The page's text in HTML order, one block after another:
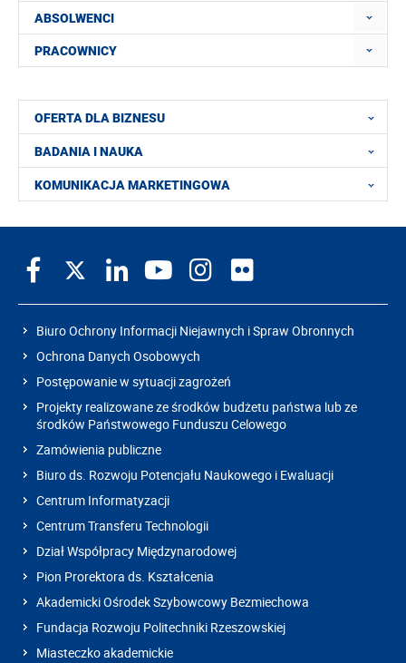
ABSOLWENCI
PRACOWNICY
OFERTA DLA BIZNESU
BADANIA I NAUKA
KOMUNIKACJA MARKETINGOWA
Biuro Ochrony Informacji Niejawnych i Spraw Obronnych
Ochrona Danych Osobowych
Postępowanie w sytuacji zagrożeń
Projekty realizowane ze środków budżetu państwa lub ze
środków Państwowego Funduszu Celowego
Zamówienia publiczne
Biuro ds. Rozwoju Potencjału Naukowego i Ewaluacji
Centrum Informatyzacji
Centrum Transferu Technologii
Dział Współpracy Międzynarodowej
Pion Prorektora ds. Kształcenia
Akademicki Ośrodek Szybowcowy Bezmiechowa
Fundacja Rozwoju Politechniki Rzeszowskiej
Miasteczko akademickie